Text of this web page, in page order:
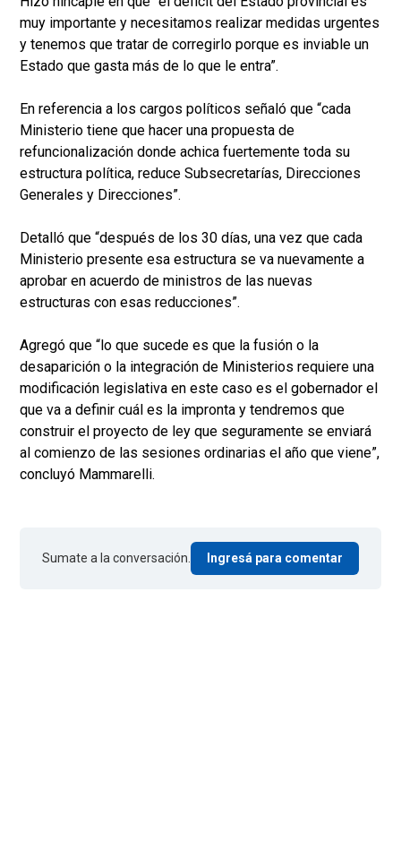
muy importante y necesitamos realizar medidas urgentes
y tenemos que tratar de corregirlo porque es inviable un
Estado que gasta más de lo que le entra”.
En referencia a los cargos políticos señaló que “cada
Ministerio tiene que hacer una propuesta de
refuncionalización donde achica fuertemente toda su
estructura política, reduce Subsecretarías, Direcciones
Generales y Direcciones”.
Detalló que “después de los 30 días, una vez que cada
Ministerio presente esa estructura se va nuevamente a
aprobar en acuerdo de ministros de las nuevas
estructuras con esas reducciones”.
Agregó que “lo que sucede es que la fusión o la
desaparición o la integración de Ministerios requiere una
modificación legislativa en este caso es el gobernador el
que va a definir cuál es la impronta y tendremos que
construir el proyecto de ley que seguramente se enviará
al comienzo de las sesiones ordinarias el año que viene”,
concluyó Mammarelli.
Sumate a la conversación. Ingresá para comentar